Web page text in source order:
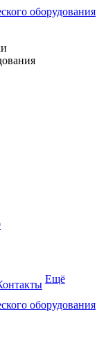
Ещё